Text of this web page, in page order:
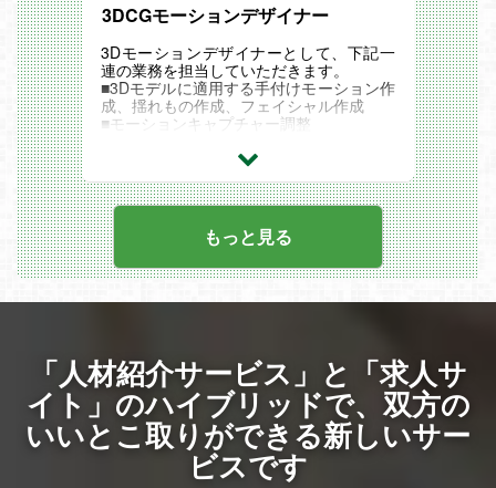
3DCGモーションデザイナー
3Dモーションデザイナーとして、下記一
連の業務を担当していただきます。
■3Dモデルに適用する手付けモーション作
成、揺れもの作成、フェイシャル作成
■モーションキャプチャー調整
■3Dキャラクターモデルのリグ作成・設定
※ソーシャルゲーム・コンシューマゲーム
での案件が中心となります。
※客先常駐を前提とした働き方となりま
す。
常駐先は個人の希望に合わせて選定を行い
ます。
※働き方の詳細は、選考の中で詳しくお伝
えいたします。
もっと見る
「人材紹介サービス」と「求人サ
イト」のハイブリッドで、双方の
いいとこ取りができる新しいサー
ビスです